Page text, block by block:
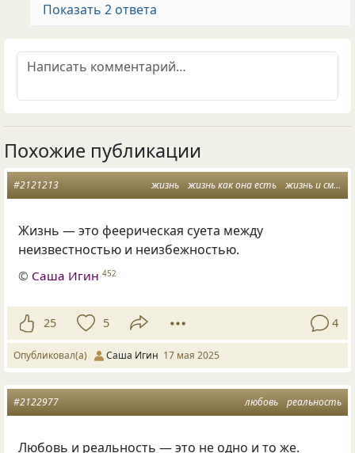
Показать 2 ответа
Похожие публикации
жизнь жизнь как она есть жизнь и смерть
#2121213
Жизнь — это феерическая суета между
неизвестностью и неизбежностью.
© Саша Игин 452
25 5 4
Опубликовал(а) Саша Игин 17 мая 2025
любовь реальность
#2122977
Любовь и реальность — это не одно и то же.